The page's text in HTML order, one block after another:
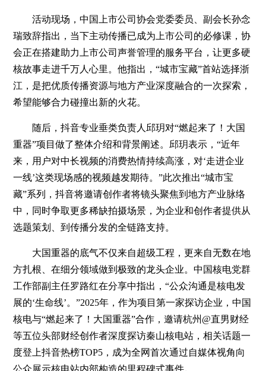
活动现场，中国上市公司协会党委委员、副会长孙念
瑞致辞指出，当下主动传播已成为上市公司的必修课，协
会正在搭建助力上市公司声誉管理的服务平台，让更多硬
核故事走进千万人心里。他指出，“城市宝藏”首站选择浙
江，是把优质传播资源与地方产业深度融合的一次探索，
希望能够合力碰撞出新的火花。
随后，抖音专业垂类负责人邱玥对“燃起来了！大国
重器”项目做了整体介绍和背景阐述。邱玥表示，“近年
来，用户对中长视频的消费热情持续高涨，对‘走进企业
一线’这类现场感的视频越发期待。”此次推出“城市宝
藏”系列，抖音将邀请创作者将镜头聚焦到地方产业脉络
中，同时争取更多稀缺拍摄场景，为企业和创作者提供从
选题策划、到传播分发的全链路支持。
大国重器的底气不仅来自超级工程，更来自无数在地
方扎根、在细分领域做到极致的龙头企业。中国核电党群
工作部副主任罗路红在分享中指出，“公众沟通是核电发
展的‘生命线’。”2025年，作为项目第一家探访企业，中国
核电与“燃起来了！大国重器”合作，邀请杭州@直男财经
等五位头部财经创作者深度探访秦山核电站，相关话题一
度登上抖音热榜TOP5，成为全网首次通过自媒体视角向